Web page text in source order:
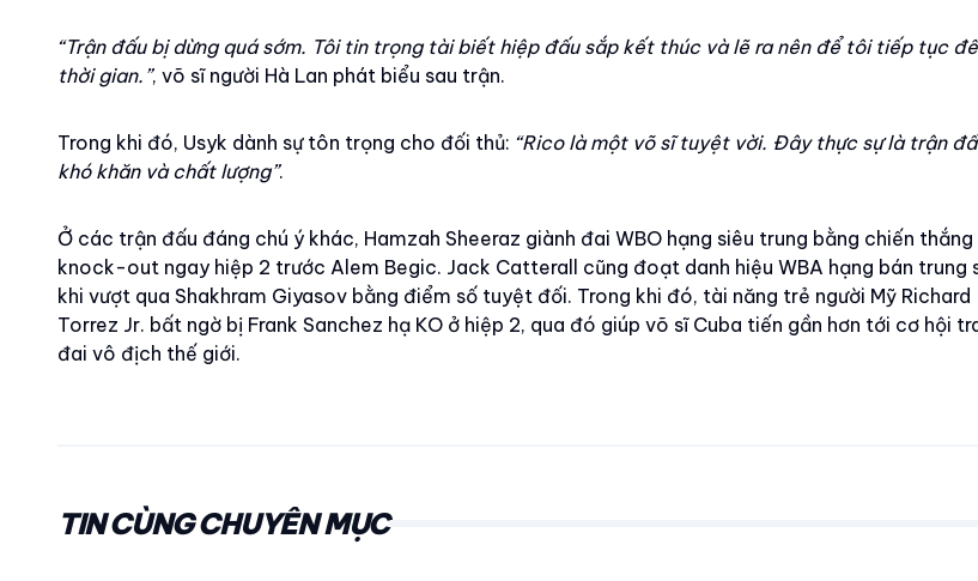
“Trận đấu bị dừng quá sớm. Tôi tin trọng tài biết hiệp đấu sắp kết thúc và lẽ ra nên để tôi tiếp tục
thời gian.”, võ sĩ người Hà Lan phát biểu sau trận.
Trong khi đó, Usyk dành sự tôn trọng cho đối thủ: “Rico là một võ sĩ tuyệt vời. Đây thực sự là trận
khó khăn và chất lượng”.
Ở các trận đấu đáng chú ý khác, Hamzah Sheeraz giành đai WBO hạng siêu trung bằng chiến thắng
knock-out ngay hiệp 2 trước Alem Begic. Jack Catterall cũng đoạt danh hiệu WBA hạng bán trung
khi vượt qua Shakhram Giyasov bằng điểm số tuyệt đối. Trong khi đó, tài năng trẻ người Mỹ Richard
Torrez Jr. bất ngờ bị Frank Sanchez hạ KO ở hiệp 2, qua đó giúp võ sĩ Cuba tiến gần hơn tới cơ hội
đai vô địch thế giới.
TIN CÙNG CHUYÊN MỤC